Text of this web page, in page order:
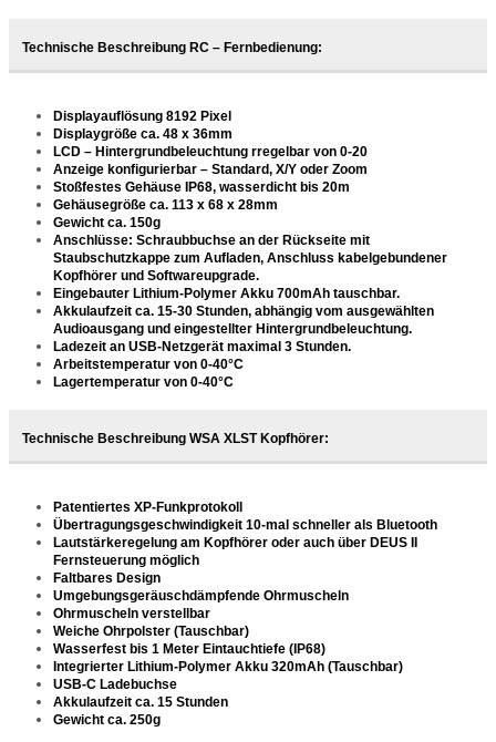
Technische Beschreibung RC – Fernbedienung:
Displayauflösung 8192 Pixel
Displaygröße ca. 48 x 36mm
LCD – Hintergrundbeleuchtung rregelbar von 0-20
Anzeige konfigurierbar – Standard, X/Y oder Zoom
Stoßfestes Gehäuse IP68, wasserdicht bis 20m
Gehäusegröße ca. 113 x 68 x 28mm
Gewicht ca. 150g
Anschlüsse: Schraubbuchse an der Rückseite mit
Staubschutzkappe zum Aufladen, Anschluss kabelgebundener
Kopfhörer und Softwareupgrade.
Eingebauter Lithium-Polymer Akku 700mAh tauschbar.
Akkulaufzeit ca. 15-30 Stunden, abhängig vom ausgewählten
Audioausgang und eingestellter Hintergrundbeleuchtung.
Ladezeit an USB-Netzgerät maximal 3 Stunden.
Arbeitstemperatur von 0-40°C
Lagertemperatur von 0-40°C
Technische Beschreibung WSA XLST Kopfhörer:
Patentiertes XP-Funkprotokoll
Übertragungsgeschwindigkeit 10-mal schneller als Bluetooth
Lautstärkeregelung am Kopfhörer oder auch über DEUS II
Fernsteuerung möglich
Faltbares Design
Umgebungsgeräuschdämpfende Ohrmuscheln
Ohrmuscheln verstellbar
Weiche Ohrpolster (Tauschbar)
Wasserfest bis 1 Meter Eintauchtiefe (IP68)
Integrierter Lithium-Polymer Akku 320mAh (Tauschbar)
USB-C Ladebuchse
Akkulaufzeit ca. 15 Stunden
Gewicht ca. 250g